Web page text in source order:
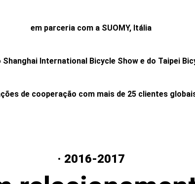
em parceria com a SUOMY, Itália
International Bicycle Show e do Taipei
de cooperação com mais de 25 clientes
· 2016-2017